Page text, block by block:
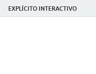
EXPLÍCITO INTERACTIVO